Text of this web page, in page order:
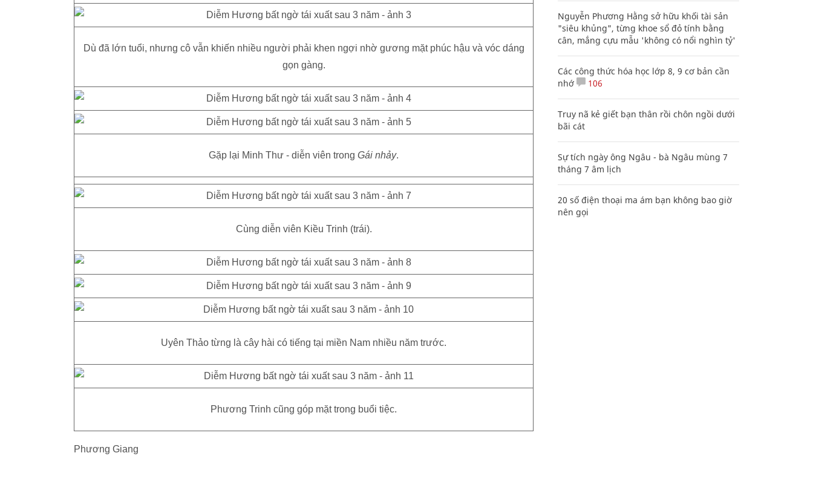
Dù đã lớn tuổi, nhưng cô vẫn khiến nhiều người phải khen ngợi nhờ gương mặt phúc hậu và vóc dáng
gọn gàng.
Gặp lại Minh Thư - diễn viên trong Gái nhảy.
Cùng diễn viên Kiều Trinh (trái).
Uyên Thảo từng là cây hài có tiếng tại miền Nam nhiều năm trước.
Phương Trinh cũng góp mặt trong buổi tiệc.
Phương Giang
Nguyễn Phương Hằng sở hữu khối tài sản
"siêu khủng", từng khoe sổ đỏ tính bằng
cân, mắng cựu mẫu 'không có nổi nghìn tỷ'
Các công thức hóa học lớp 8, 9 cơ bản cần
nhớ
106
Truy nã kẻ giết bạn thân rồi chôn ngồi dưới
bãi cát
Sự tích ngày ông Ngâu - bà Ngâu mùng 7
tháng 7 âm lịch
20 số điện thoại ma ám bạn không bao giờ
nên gọi